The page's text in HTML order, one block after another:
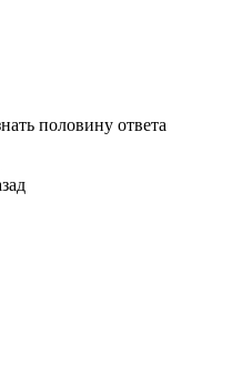
половину ответа